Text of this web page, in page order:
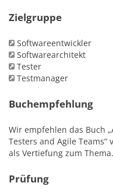
Zielgruppe
Softwareentwickler
Softwarearchitekt
Tester
Testmanager
Buchempfehlung
Wir empfehlen das Buch
Testers and Agile Teams“
als Vertiefung zum Thema.
Prüfung